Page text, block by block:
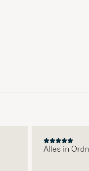
Alles in